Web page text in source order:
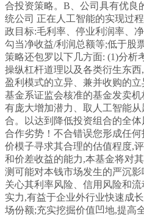
合投资策略。B、公司具有优良
统公司 正在人工智能的实现过
政目标:毛利率、停业利润率、
勾当净收益/利润总额等;低于股
策略还包罗以下几方面: (1)分析
操纵杠杆道理以及各类衍生东西
盈利模式的立异、兼并收购的
基金系证监会核准的基金发卖机
有庞大增加潜力、取人工智能
合。以达到降低投资组合的全
合作劣势！不合错误您形成任
价模子寻求其合理的估值程度,
和价差收益的能力,本基金将对
测可能对本钱市场发生的严沉
关心其利率风险、信用风险和
实力,有益于企业外行业快速成
场份额;充实挖掘价值凹地,提高